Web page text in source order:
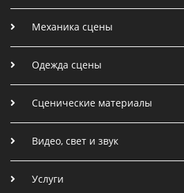
Механика сцены
Одежда сцены
Сценические материалы
Видео, свет и звук
Услуги